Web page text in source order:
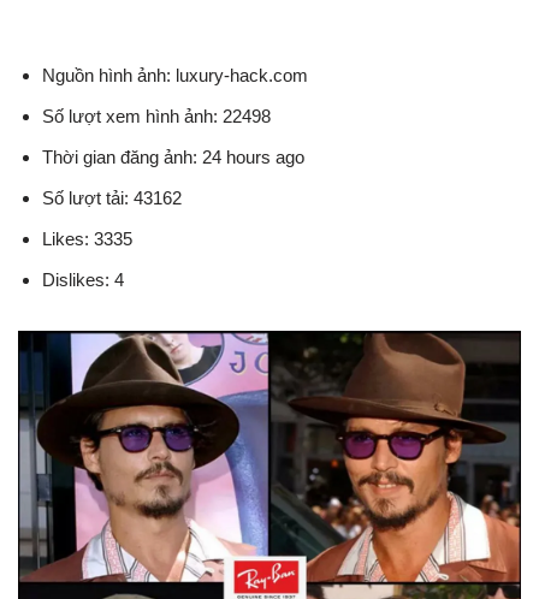
Nguồn hình ảnh: luxury-hack.com
Số lượt xem hình ảnh: 22498
Thời gian đăng ảnh: 24 hours ago
Số lượt tải: 43162
Likes: 3335
Dislikes: 4